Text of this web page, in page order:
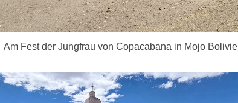
Am Fest der Jungfrau von Copacabana in Mojo Bolivie